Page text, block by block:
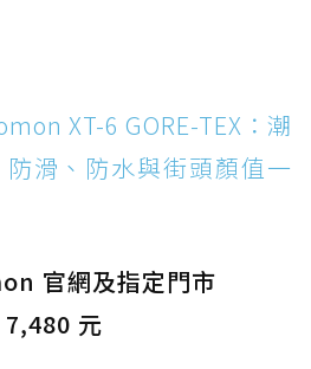
XT-6 GORE-TEX：潮
滑、防水與街頭顏值一
官網及指定門市
元